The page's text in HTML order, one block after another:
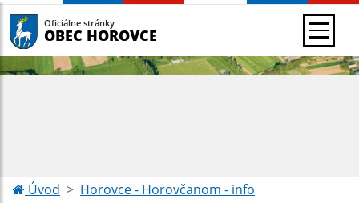
Oficiálne stránky
OBEC HOROVCE
Úvod Horovce - Horovčanom - info